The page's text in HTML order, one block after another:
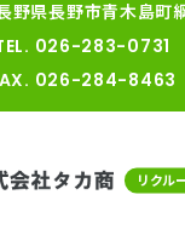
野県長野市青木島町
026-283-0731
026-284-8463